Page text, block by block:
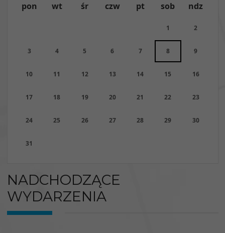
pon wt śr czw pt sob ndz
1 2
3 4 5 6 7 8 9
10 11 12 13 14 15 16
17 18 19 20 21 22 23
24 25 26 27 28 29 30
31
NADCHODZĄCE
WYDARZENIA